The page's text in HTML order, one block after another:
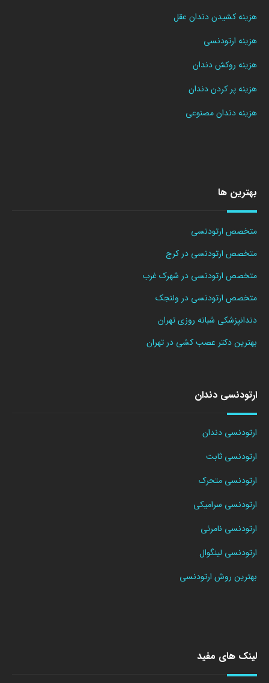
هزینه کشیدن دندان عقل
هزینه ارتودنسی
هزینه روکش دندان
هزینه پر کردن دندان
هزینه دندان مصنوعی
بهترین ها
متخصص ارتودنسی
متخصص ارتودنسی در کرج
متخصص ارتودنسی در شهرک غرب
متخصص ارتودنسی در ولنجک
دندانپزشکی شبانه روزی تهران
بهترین دکتر عصب کشی در تهران
ارتودنسی دندان
ارتودنسی دندان
ارتودنسی ثابت
ارتودنسی متحرک
ارتودنسی سرامیکی
ارتودنسی نامرئی
ارتودنسی لینگوال
بهترین روش ارتودنسی
لینک های مفید